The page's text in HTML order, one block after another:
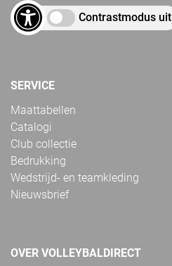
Contrastmodus uit
SERVICE
Maattabellen
Catalogi
Club collectie
Bedrukking
Wedstrijd- en teamkleding
Nieuwsbrief
OVER VOLLEYBALDIRECT